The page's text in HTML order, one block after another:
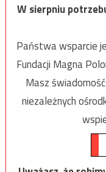
W sierpniu
Państwa wsparcie
Fundacji Magna
Masz
niezależnych